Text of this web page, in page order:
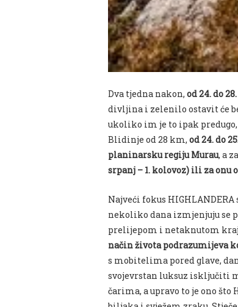
Dva tjedna nakon, od 24. do
divljina i zelenilo ostavit će
ukoliko im je to ipak
Blidinje od 28 km, od 24. do
planinarsku regiju Murau, a
srpanj – 1. kolovoz) ili za onu
Najveći fokus
nekoliko dana izmjenjuju se
prelijepom i netaknutom
način života podrazumijeva
s mobitelima pored glave,
svojevrstan luksuz isključiti
čarima, a upravo to je ono